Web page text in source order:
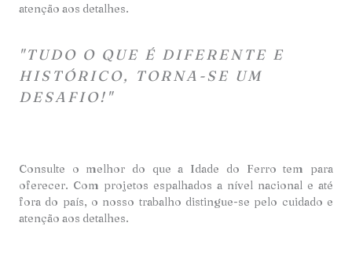
Consulte o melhor do que a Idade do Ferro tem para
oferecer. Com projetos espalhados a nível nacional e até
fora do país, o nosso trabalho distingue-se pelo cuidado e
atenção aos detalhes.
atenção aos detalhes.
"TUDO O QUE É DIFERENTE E
HISTÓRICO, TORNA-SE UM
DESAFIO!"